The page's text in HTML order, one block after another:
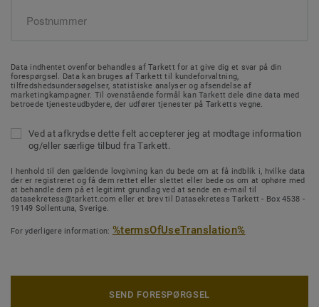
Data indhentet ovenfor behandles af Tarkett for at give dig et svar på din
forespørgsel. Data kan bruges af Tarkett til kundeforvaltning,
tilfredshedsundersøgelser, statistiske analyser og afsendelse af
marketingkampagner. Til ovenstående formål kan Tarkett dele dine data med
betroede tjenesteudbydere, der udfører tjenester på Tarketts vegne.
Ved at afkrydse dette felt accepterer jeg at modtage information
og/eller særlige tilbud fra Tarkett.
I henhold til den gældende lovgivning kan du bede om at få indblik i, hvilke data
der er registreret og få dem rettet eller slettet eller bede os om at ophøre med
at behandle dem på et legitimt grundlag ved at sende en e-mail til
datasekretess@tarkett.com eller et brev til Datasekretess Tarkett - Box 4538 -
19149 Sollentuna, Sverige.
For yderligere information: %termsOfUseTranslation%
SEND FORESPØRGSEL